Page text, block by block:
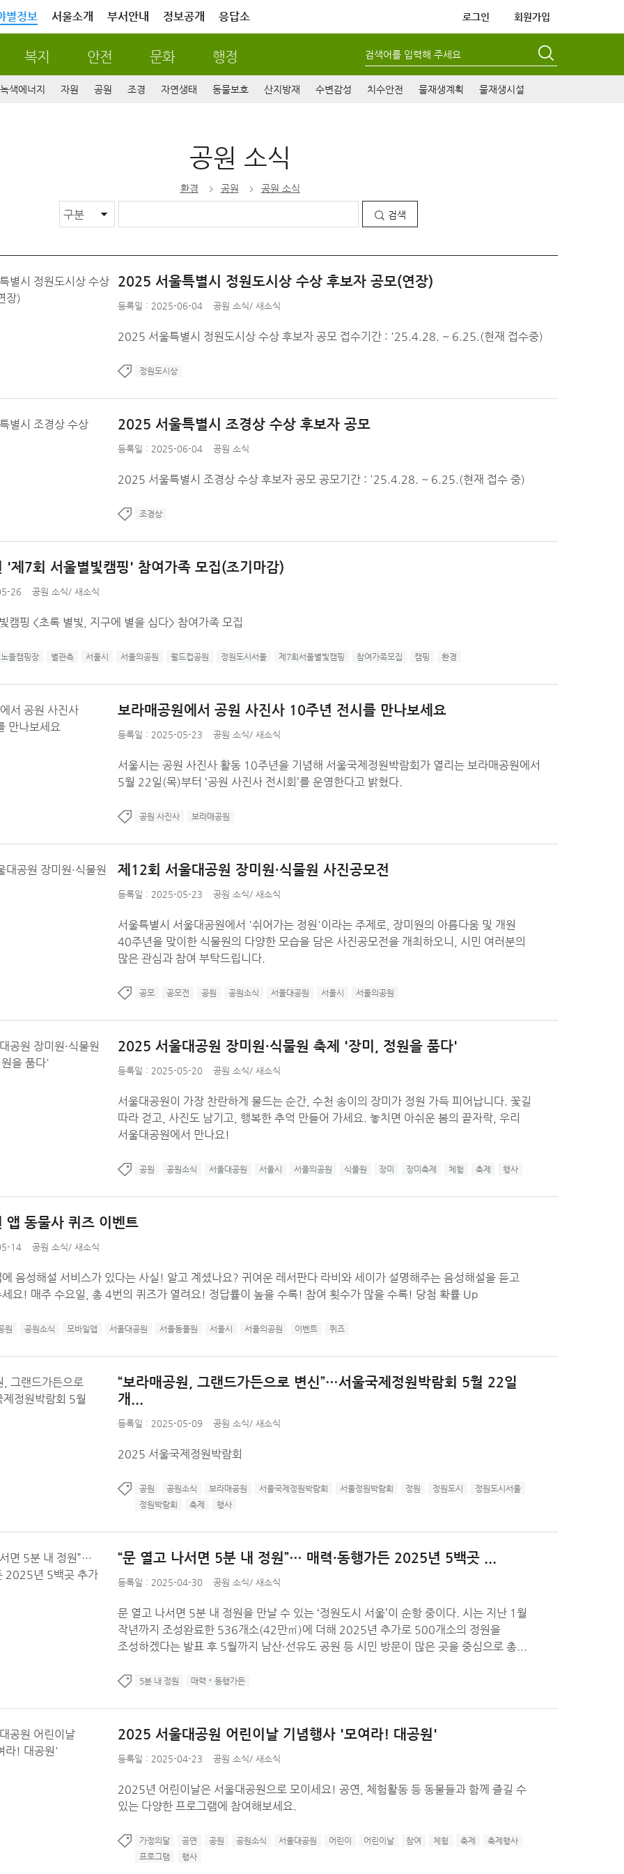
별정보 서울소개 부서안내 정보공개 응답소 로그인 회원가입
복지 안전 문화 행정 검색어를 입력해 주세요
녹색에너지 자원 공원 조경 자연생태 동물보호 산지방재 수변감성 치수안전 물재생계획 물재생시설
공원 소식
환경 공원 공원 소식
검색
2025 서울특별시 정원도시상 수상 후보자 공모(연장)
등록일 : 2025-06-04 공원 소식/ 새소식
2025 서울특별시 정원도시상 수상 후보자 공모 접수기간 : '25.4.28. ~ 6.25.(현재 접수중)
정원도시상
2025 서울특별시 조경상 수상 후보자 공모
등록일 : 2025-06-04 공원 소식
2025 서울특별시 조경상 수상 후보자 공모 공모기간 : '25.4.28. ~ 6.25.(현재 접수 중)
조경상
'제7회 서울별빛캠핑' 참여가족 모집(조기마감)
26 공원 소식/ 새소식
캠핑 <초록 별빛, 지구에 별을 심다> 참여가족 모집
노을캠핑장 별관측 서울시 서울의공원 월드컵공원 정원도시서울 제7회서울별빛캠핑 참여가족모집 캠핑 환경
보라매공원에서 공원 사진사 10주년 전시를 만나보세요
등록일 : 2025-05-23 공원 소식/ 새소식
서울시는 공원 사진사 활동 10주년을 기념해 서울국제정원박람회가 열리는 보라매공원에서
5월 22일(목)부터 ‘공원 사진사 전시회’를 운영한다고 밝혔다.
공원 사진사 보라매공원
제12회 서울대공원 장미원·식물원 사진공모전
등록일 : 2025-05-23 공원 소식/ 새소식
서울특별시 서울대공원에서 '쉬어가는 정원'이라는 주제로, 장미원의 아름다움 및 개원
40주년을 맞이한 식물원의 다양한 모습을 담은 사진공모전을 개최하오니, 시민 여러분의
많은 관심과 참여 부탁드립니다.
공모 공모전 공원 공원소식 서울대공원 서울시 서울의공원
2025 서울대공원 장미원·식물원 축제 '장미, 정원을 품다'
등록일 : 2025-05-20 공원 소식/ 새소식
서울대공원이 가장 찬란하게 물드는 순간, 수천 송이의 장미가 정원 가득 피어납니다. 꽃길
따라 걷고, 사진도 남기고, 행복한 추억 만들어 가세요. 놓치면 아쉬운 봄의 끝자락, 우리
서울대공원에서 만나요!
공원 공원소식 서울대공원 서울시 서울의공원 식물원 장미 장미축제 체험 축제 행사
앱 동물사 퀴즈 이벤트
14 공원 소식/ 새소식
음성해설 서비스가 있다는 사실! 알고 계셨나요? 귀여운 레서판다 라비와 세이가 설명해주는 음성해설을 듣고
요! 매주 수요일, 총 4번의 퀴즈가 열려요! 정답률이 높을 수록! 참여 횟수가 많을 수록! 당첨 확률 Up
원 공원소식 모바일앱 서울대공원 서울동물원 서울시 서울의공원 이벤트 퀴즈
“보라매공원, 그랜드가든으로 변신”…서울국제정원박람회 5월 22일
개...
등록일 : 2025-05-09 공원 소식/ 새소식
2025 서울국제정원박람회
공원 공원소식 보라매공원 서울국제정원박람회 서울정원박람회 정원 정원도시
정원도시서울
정원박람회
축제 행사
“문 열고 나서면 5분 내 정원”… 매력·동행가든 2025년 5백곳 ...
등록일 : 2025-04-30 공원 소식/ 새소식
문 열고 나서면 5분 내 정원을 만날 수 있는 ‘정원도시 서울’이 순항 중이다. 시는 지난 1월
작년까지 조성완료한 536개소(42만㎡)에 더해 2025년 추가로 500개소의 정원을
조성하겠다는 발표 후 5월까지 남산·선유도 공원 등 시민 방문이 많은 곳을 중심으로 총...
5분 내 정원 매력‧동행가든
2025 서울대공원 어린이날 기념행사 '모여라! 대공원'
등록일 : 2025-04-23 공원 소식/ 새소식
2025년 어린이날은 서울대공원으로 모이세요! 공연, 체험활동 등 동물들과 함께 즐길 수
있는 다양한 프로그램에 참여해보세요.
가정의달 공연 공원 공원소식 서울대공원 어린이 어린이날 참여 체험 축제
축제행사
프로그램
행사